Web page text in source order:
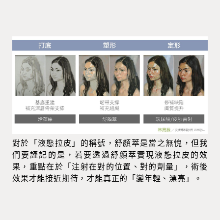
對於「液態拉皮」的稱號，舒顏萃是當之無愧，但我
們要謹記的是，若要透過舒顏萃實現液態拉皮的效
果，重點在於「注射在對的位置、對的劑量」，術後
效果才能接近期待，才能真正的「變年輕、漂亮」。